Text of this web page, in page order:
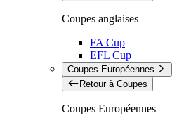
Coupes anglaises
FA Cup
EFL Cup
Coupes Européennes
Retour à Coupes
Coupes Européennes